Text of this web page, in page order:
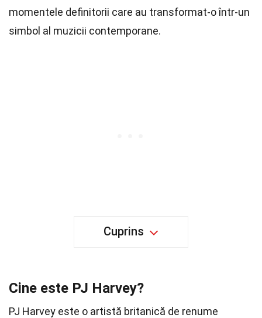
momentele definitorii care au transformat-o într-un
simbol al muzicii contemporane.
Cuprins
Cine este PJ Harvey?
PJ Harvey este o artistă britanică de renume